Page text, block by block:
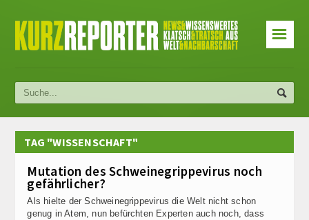
☰
TAG "WISSENSCHAFT"
Mutation des Schweinegrippevirus noch
gefährlicher?
Als hielte der Schweinegrippevirus die Welt nicht schon
genug in Atem, nun befürchten Experten auch noch, dass